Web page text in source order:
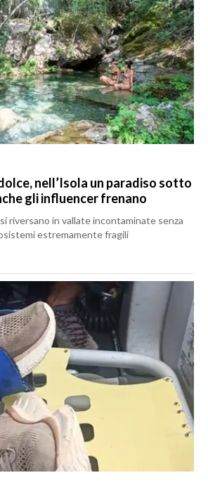
nell’Isola un paradiso sotto
gli influencer frenano
riversano in vallate incontaminate senza
estremamente fragili